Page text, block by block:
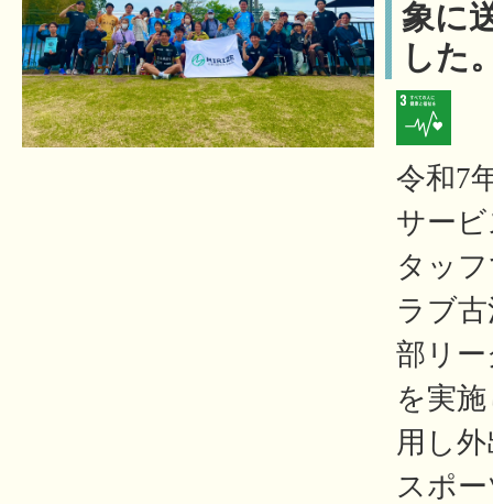
象に
した
令和7
サー
タッ
ラブ
部リ
を実
用し
スポ